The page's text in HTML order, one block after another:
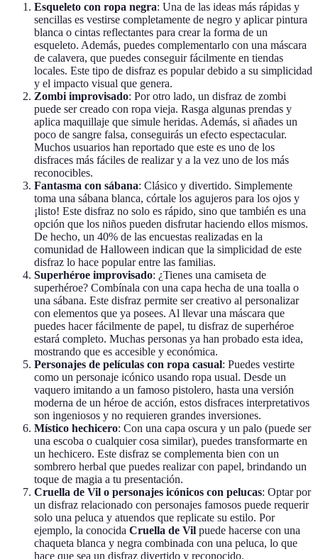
Esqueleto con ropa negra: Una de las ideas más rápidas y
sencillas es vestirse completamente de negro y aplicar pintura
blanca o cintas reflectantes para crear la forma de un
esqueleto. Además, puedes complementarlo con una máscara
de calavera, que puedes conseguir fácilmente en tiendas
locales. Este tipo de disfraz es popular debido a su simplicidad
y el impacto visual que genera.
Zombi improvisado: Por otro lado, un disfraz de zombi
puede ser creado con ropa vieja. Rasga algunas prendas y
aplica maquillaje que simule heridas. Además, si añades un
poco de sangre falsa, conseguirás un efecto espectacular.
Muchos usuarios han reportado que este es uno de los
disfraces más fáciles de realizar y a la vez uno de los más
reconocibles.
Fantasma con sábana: Clásico y divertido. Simplemente
toma una sábana blanca, córtale los agujeros para los ojos y
¡listo! Este disfraz no solo es rápido, sino que también es una
opción que los niños pueden disfrutar haciendo ellos mismos.
De hecho, un 40% de las encuestas realizadas en la
comunidad de Halloween indican que la simplicidad de este
disfraz lo hace popular entre las familias.
Superhéroe improvisado: ¿Tienes una camiseta de
superhéroe? Combínala con una capa hecha de una toalla o
una sábana. Este disfraz permite ser creativo al personalizar
con elementos que ya posees. Al llevar una máscara que
puedes hacer fácilmente de papel, tu disfraz de superhéroe
estará completo. Muchas personas ya han probado esta idea,
mostrando que es accesible y económica.
Personajes de películas con ropa casual: Puedes vestirte
como un personaje icónico usando ropa usual. Desde un
vaquero imitando a un famoso pistolero, hasta una versión
moderna de un héroe de acción, estos disfraces interpretativos
son ingeniosos y no requieren grandes inversiones.
Místico hechicero: Con una capa oscura y un palo (puede ser
una escoba o cualquier cosa similar), puedes transformarte en
un hechicero. Este disfraz se complementa bien con un
sombrero herbal que puedes realizar con papel, brindando un
toque de magia a tu presentación.
Cruella de Vil o personajes icónicos con pelucas: Optar por
un disfraz relacionado con personajes famosos puede requerir
solo una peluca y atuendos que replicate su estilo. Por
ejemplo, la conocida Cruella de Vil puede hacerse con una
chaqueta blanca y negra combinada con una peluca, lo que
hace que sea un disfraz divertido y reconocido.